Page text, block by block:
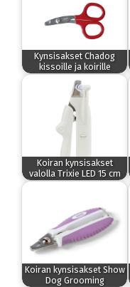
Kynsisakset Chadog
kissoille ja koirille
Koiran kynsisakset
valolla Trixie LED 15 cm
Koiran kynsisakset Show
Dog Grooming